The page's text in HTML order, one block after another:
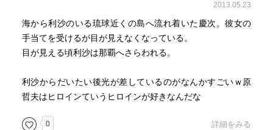
2013.05.23
海から利沙のいる琉球近くの島へ流れ着いた慶次。彼女の
手当てを受けるが目が見えなくなっている。
目が見える頃利沙は那覇へさらわれる。
利沙からだいたい後光が差しているのがなんかすごいｗ原
哲夫はヒロインていうヒロインが好きなんだな
0 詳細をみる